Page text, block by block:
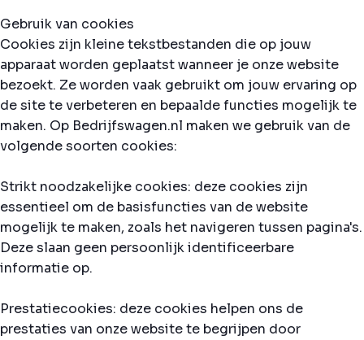
Gebruik van cookies
Cookies zijn kleine tekstbestanden die op jouw
apparaat worden geplaatst wanneer je onze website
bezoekt. Ze worden vaak gebruikt om jouw ervaring op
de site te verbeteren en bepaalde functies mogelijk te
maken. Op Bedrijfswagen.nl maken we gebruik van de
volgende soorten cookies:
Strikt noodzakelijke cookies: deze cookies zijn
essentieel om de basisfuncties van de website
mogelijk te maken, zoals het navigeren tussen pagina's.
Deze slaan geen persoonlijk identificeerbare
informatie op.
Prestatiecookies: deze cookies helpen ons de
prestaties van onze website te begrijpen door